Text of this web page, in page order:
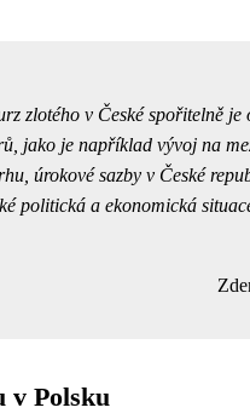
zlotého v České spořitelně je
jako je například vývoj na
úrokové sazby v České
politická a ekonomická
v Polsku